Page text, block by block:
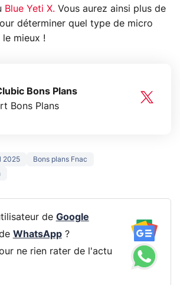
Blue Yeti X. Vous aurez ainsi plus de
déterminer quel type de micro
mieux !
Bons Plans
Bons Plans
2025
Bons plans Fnac
de Google
WhatsApp?
ne rien rater de l'actu